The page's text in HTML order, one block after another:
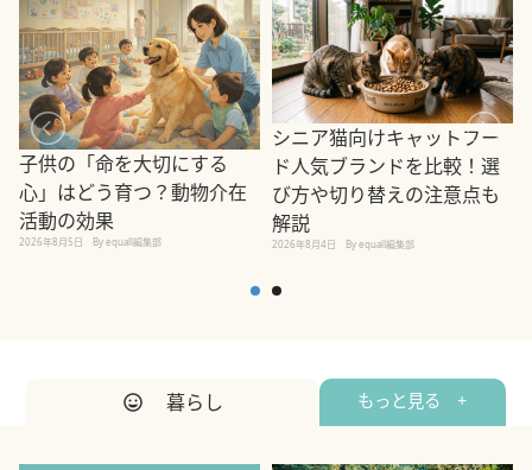
子供の「命を大切にする
心」はどう育つ？動物介在
活動の効果
2026年8月5日 By equall編集部
シニア猫向けキャットフー
ド人気ブランドを比較！選
び方や切り替えの注意点も
解説
2026年8月4日 By equall編集部
暮らし もっと見る +